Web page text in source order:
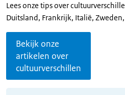
Lees onze tips over
Duitsland, Frankrijk, Italië,
Bekijk onze
artikelen over
cultuurverschillen